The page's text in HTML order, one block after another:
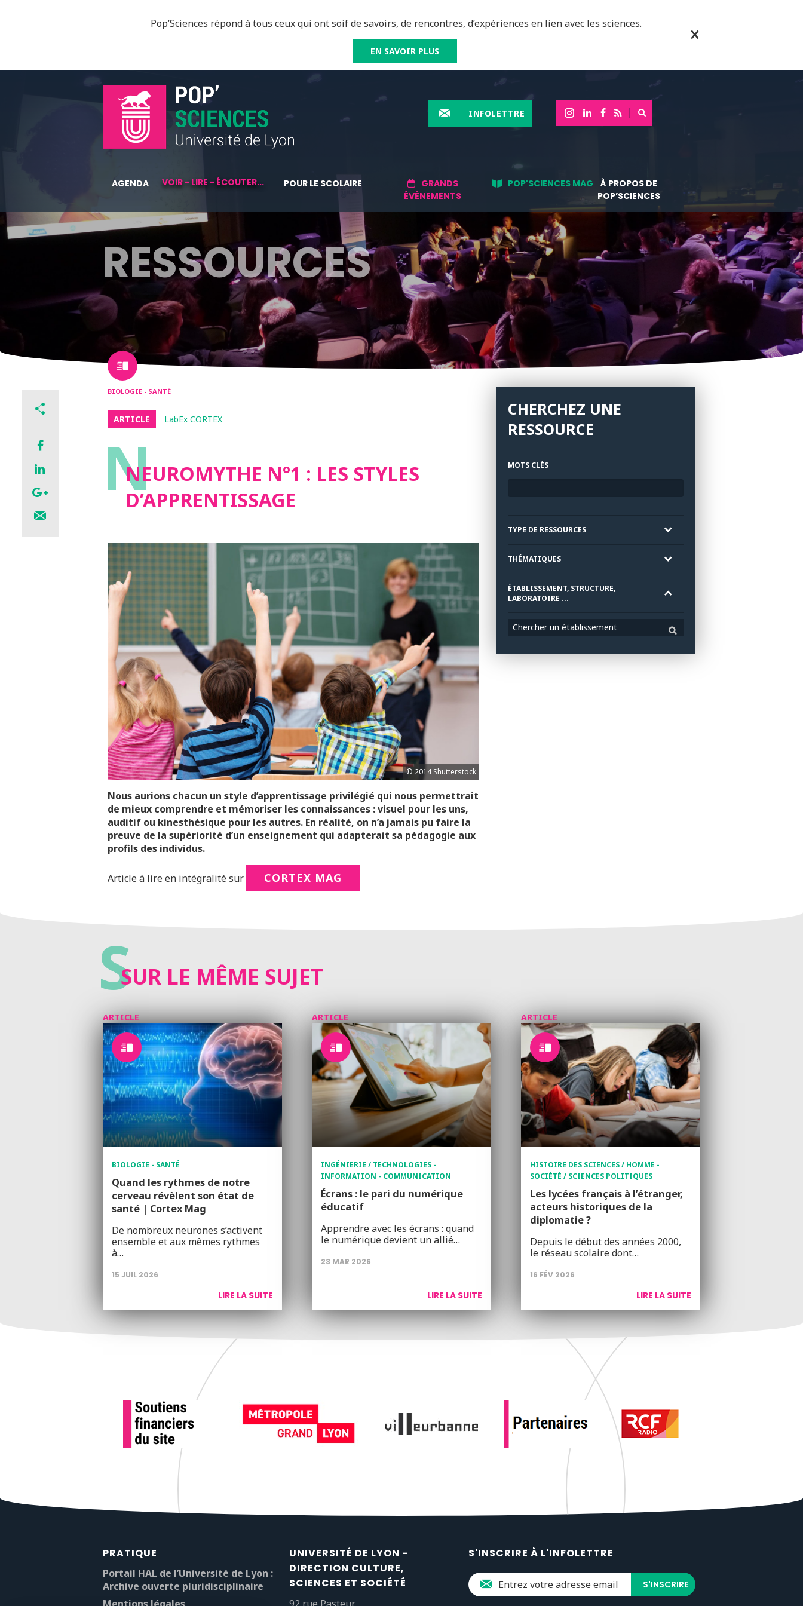
Pop’Sciences répond à tous ceux qui ont soif de savoirs, de rencontres, d’expériences en lien avec les sciences.
EN SAVOIR PLUS
INFOLETTRE
AGENDA VOIR - LIRE - ÉCOUTER... POUR LE SCOLAIRE
GRANDS
ÉVÉNEMENTS
POP'SCIENCES MAG
À PROPOS DE
POP’SCIENCES
RESSOURCES
BIOLOGIE - SANTÉ
ARTICLE LabEx CORTEX
N
NEUROMYTHE N°1 : LES STYLES
D’APPRENTISSAGE
© 2014 Shutterstock
Nous aurions chacun un style d’apprentissage privilégié qui nous permettrait
de mieux comprendre et mémoriser les connaissances : visuel pour les uns,
auditif ou kinesthésique pour les autres. En réalité, on n’a jamais pu faire la
preuve de la supériorité d’un enseignement qui adapterait sa pédagogie aux
profils des individus.
Article à lire en intégralité sur CORTEX MAG
CHERCHEZ UNE
RESSOURCE
MOTS CLÉS
TYPE DE RESSOURCES
THÉMATIQUES
ÉTABLISSEMENT, STRUCTURE,
LABORATOIRE ...
Chercher un établissement
SSUR LE MÊME SUJET
ARTICLE
BIOLOGIE - SANTÉ
Quand les rythmes de notre
cerveau révèlent son état de
santé | Cortex Mag
De nombreux neurones s’activent
ensemble et aux mêmes rythmes
à…
15 JUIL 2026
LIRE LA SUITE
ARTICLE
INGÉNIERIE / TECHNOLOGIES -
INFORMATION - COMMUNICATION
Écrans : le pari du numérique
éducatif
Apprendre avec les écrans : quand
le numérique devient un allié…
23 MAR 2026
LIRE LA SUITE
ARTICLE
HISTOIRE DES SCIENCES / HOMME -
SOCIÉTÉ / SCIENCES POLITIQUES
Les lycées français à l’étranger,
acteurs historiques de la
diplomatie ?
Depuis le début des années 2000,
le réseau scolaire dont…
16 FÉV 2026
LIRE LA SUITE
PRATIQUE
Portail HAL de l’Université de Lyon :
Archive ouverte pluridisciplinaire
UNIVERSITÉ DE LYON -
DIRECTION CULTURE,
SCIENCES ET SOCIÉTÉ
S'INSCRIRE À L'INFOLETTRE